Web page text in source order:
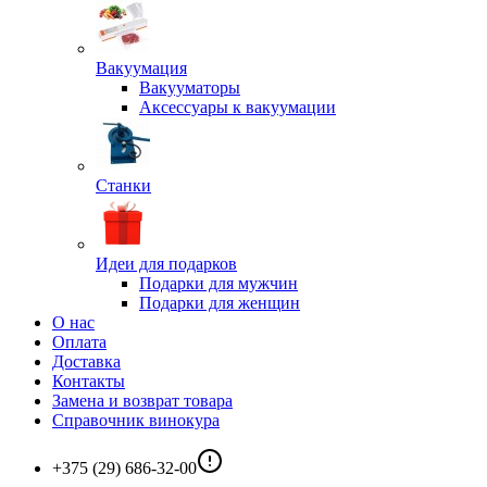
Вакуумация
Вакууматоры
Аксессуары к вакуумации
Станки
Идеи для подарков
Подарки для мужчин
Подарки для женщин
О нас
Оплата
Доставка
Контакты
Замена и возврат товара
Справочник винокура
+375 (29) 686-32-00